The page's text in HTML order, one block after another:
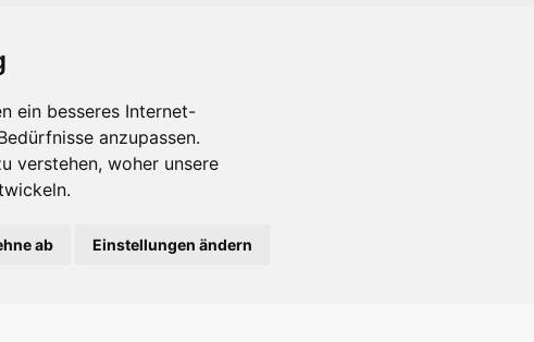
ein besseres Internet-
anzupassen.
verstehen, woher unsere
ab Einstellungen ändern
Es gibt uns auch in